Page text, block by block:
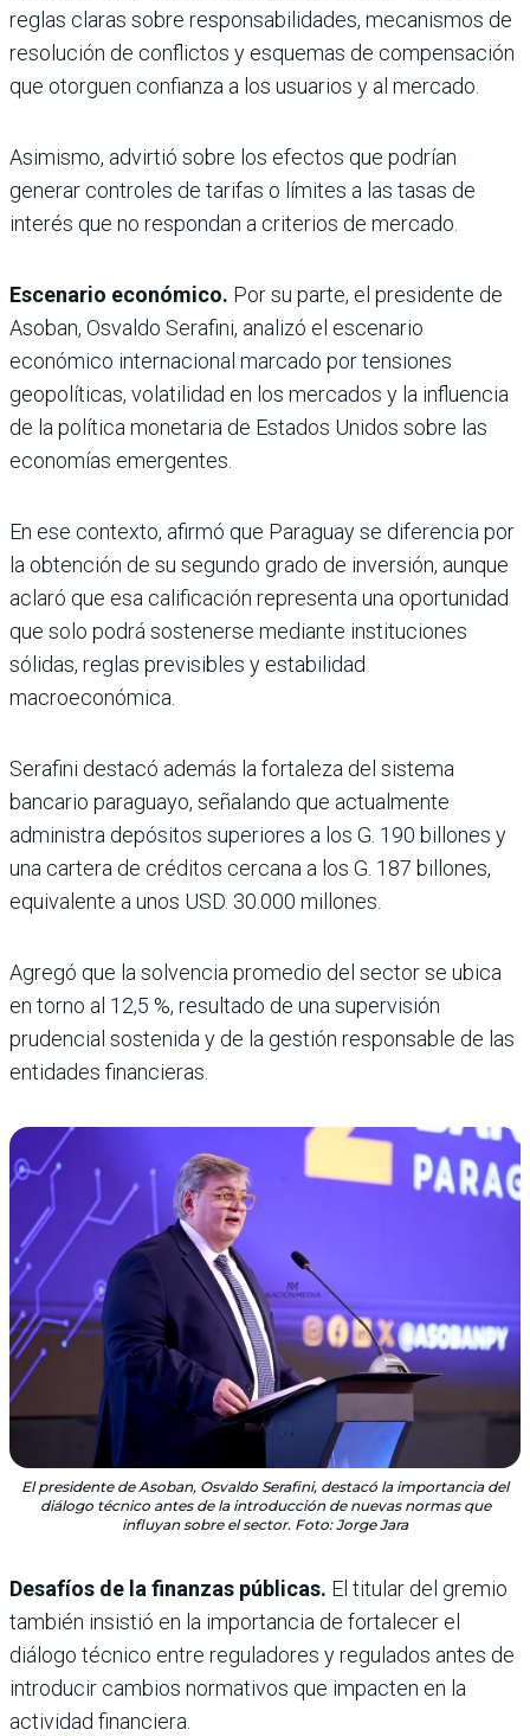
reglas claras sobre responsabilidades, mecanismos de
resolución de conflictos y esquemas de compensación
que otorguen confianza a los usuarios y al mercado.
Asimismo, advirtió sobre los efectos que podrían
generar controles de tarifas o límites a las tasas de
interés que no respondan a criterios de mercado.
Escenario económico. Por su parte, el presidente de
Asoban, Osvaldo Serafini, analizó el escenario
económico internacional marcado por tensiones
geopolíticas, volatilidad en los mercados y la influencia
de la política monetaria de Estados Unidos sobre las
economías emergentes.
En ese contexto, afirmó que Paraguay se diferencia por
la obtención de su segundo grado de inversión, aunque
aclaró que esa calificación representa una oportunidad
que solo podrá sostenerse mediante instituciones
sólidas, reglas previsibles y estabilidad
macroeconómica.
Serafini destacó además la fortaleza del sistema
bancario paraguayo, señalando que actualmente
administra depósitos superiores a los G. 190 billones y
una cartera de créditos cercana a los G. 187 billones,
equivalente a unos USD. 30.000 millones.
Agregó que la solvencia promedio del sector se ubica
en torno al 12,5 %, resultado de una supervisión
prudencial sostenida y de la gestión responsable de las
entidades financieras.
El presidente de Asoban, Osvaldo Serafini, destacó la importancia del
diálogo técnico antes de la introducción de nuevas normas que
influyan sobre el sector. Foto: Jorge Jara
Desafíos de la finanzas públicas. El titular del gremio
también insistió en la importancia de fortalecer el
diálogo técnico entre reguladores y regulados antes de
introducir cambios normativos que impacten en la
actividad financiera.